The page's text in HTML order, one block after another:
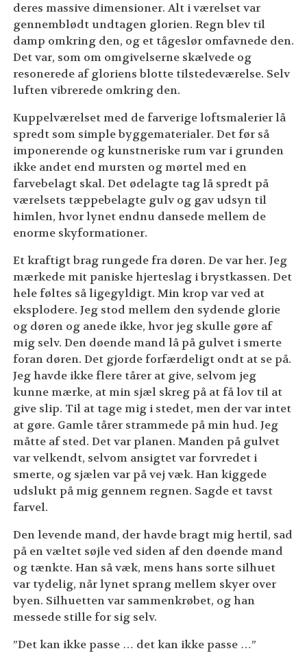
deres massive dimensioner. Alt i værelset var
gennemblødt undtagen glorien. Regn blev til
damp omkring den, og et tågeslør omfavnede den.
Det var, som om omgivelserne skælvede og
resonerede af gloriens blotte tilstedeværelse. Selv
luften vibrerede omkring den.
Kuppelværelset med de farverige loftsmalerier lå
spredt som simple byggematerialer. Det før så
imponerende og kunstneriske rum var i grunden
ikke andet end mursten og mørtel med en
farvebelagt skal. Det ødelagte tag lå spredt på
værelsets tæppebelagte gulv og gav udsyn til
himlen, hvor lynet endnu dansede mellem de
enorme skyformationer.
Et kraftigt brag rungede fra døren. De var her. Jeg
mærkede mit paniske hjerteslag i brystkassen. Det
hele føltes så ligegyldigt. Min krop var ved at
eksplodere. Jeg stod mellem den sydende glorie
og døren og anede ikke, hvor jeg skulle gøre af
mig selv. Den døende mand lå på gulvet i smerte
foran døren. Det gjorde forfærdeligt ondt at se på.
Jeg havde ikke flere tårer at give, selvom jeg
kunne mærke, at min sjæl skreg på at få lov til at
give slip. Til at tage mig i stedet, men der var intet
at gøre. Gamle tårer strammede på min hud. Jeg
måtte af sted. Det var planen. Manden på gulvet
var velkendt, selvom ansigtet var forvredet i
smerte, og sjælen var på vej væk. Han kiggede
udslukt på mig gennem regnen. Sagde et tavst
farvel.
Den levende mand, der havde bragt mig hertil, sad
på en væltet søjle ved siden af den døende mand
og tænkte. Han så væk, mens hans sorte silhuet
var tydelig, når lynet sprang mellem skyer over
byen. Silhuetten var sammenkrøbet, og han
messede stille for sig selv.
”Det kan ikke passe … det kan ikke passe …”